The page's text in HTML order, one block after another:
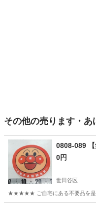
その他の売ります・
0808-089
0円
世田谷区
★★★★★ ご自宅にある不要品を是非